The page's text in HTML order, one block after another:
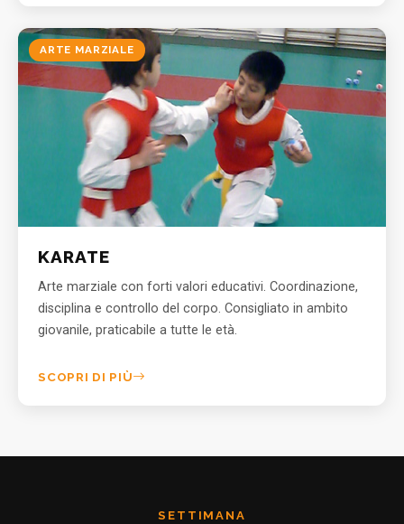
ARTE MARZIALE
KARATE
Arte marziale con forti valori educativi. Coordinazione,
disciplina e controllo del corpo. Consigliato in ambito
giovanile, praticabile a tutte le età.
SCOPRI DI PIÙ
SETTIMANA